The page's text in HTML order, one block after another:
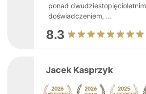
ponad dwudziestopięcioletnim
doświadczeniem, ...
8.3
Jacek Kasprzyk